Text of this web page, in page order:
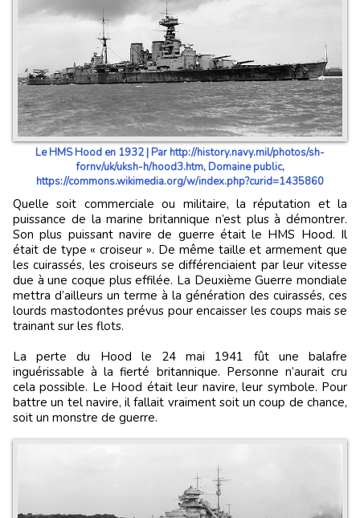
Le HMS Hood en 1932 | Par http://history.navy.mil/photos/sh-
fornv/uk/uksh-h/hood3.htm, Domaine public,
https://commons.wikimedia.org/w/index.php?curid=1435860
Quelle soit commerciale ou militaire, la réputation et la
puissance de la marine britannique n’est plus à démontrer.
Son plus puissant navire de guerre était le HMS Hood. Il
était de type « croiseur ». De même taille et armement que
les cuirassés, les croiseurs se différenciaient par leur vitesse
due à une coque plus effilée. La Deuxième Guerre mondiale
mettra d’ailleurs un terme à la génération des cuirassés, ces
lourds mastodontes prévus pour encaisser les coups mais se
trainant sur les flots.
La perte du Hood le 24 mai 1941 fût une balafre
inguérissable à la fierté britannique. Personne n’aurait cru
cela possible. Le Hood était leur navire, leur symbole. Pour
battre un tel navire, il fallait vraiment soit un coup de chance,
soit un monstre de guerre.